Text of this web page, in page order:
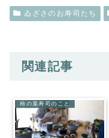
ゐざさのお寿司たち
関連記事
柿の葉寿司のこと